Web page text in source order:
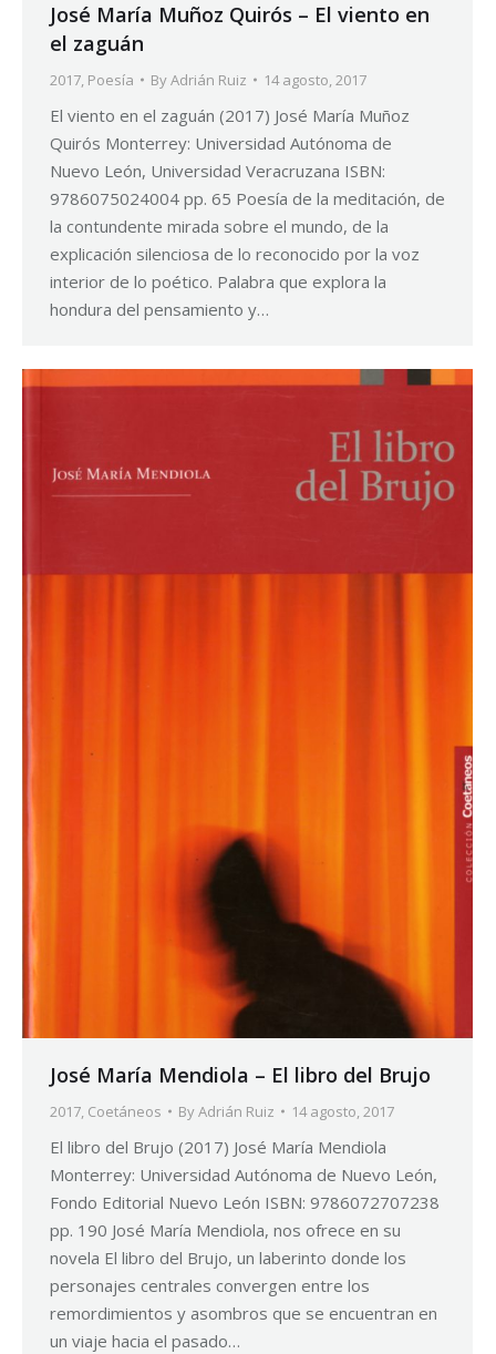
José María Muñoz Quirós – El viento en
el zaguán
2017, Poesía ByAdrián Ruiz 14 agosto, 2017
El viento en el zaguán (2017) José María Muñoz
Quirós Monterrey: Universidad Autónoma de
Nuevo León, Universidad Veracruzana ISBN:
9786075024004 pp. 65 Poesía de la meditación, de
la contundente mirada sobre el mundo, de la
explicación silenciosa de lo reconocido por la voz
interior de lo poético. Palabra que explora la
hondura del pensamiento y…
José María Mendiola – El libro del Brujo
2017, Coetáneos ByAdrián Ruiz 14 agosto, 2017
El libro del Brujo (2017) José María Mendiola
Monterrey: Universidad Autónoma de Nuevo León,
Fondo Editorial Nuevo León ISBN: 9786072707238
pp. 190 José María Mendiola, nos ofrece en su
novela El libro del Brujo, un laberinto donde los
personajes centrales convergen entre los
remordimientos y asombros que se encuentran en
un viaje hacia el pasado…